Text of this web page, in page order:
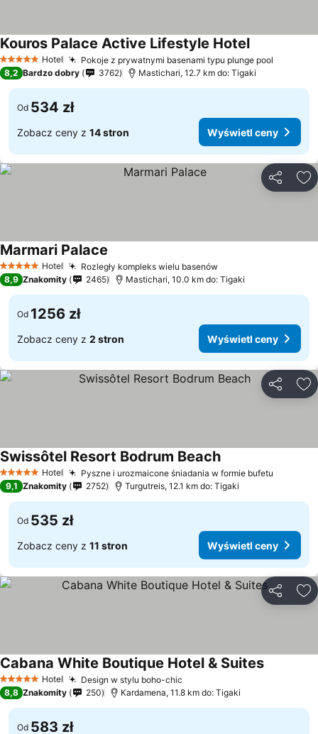
5 KategoriaHotel Pokoje z prywatnymi basenami typu plunge pool
Kouros Palace Active Lifestyle Hotel
8,2 Bardzo dobry 3762 Mastichari, 12.7 km do: Tigaki
Od 534 zł
Zobacz ceny z 14 stron Wyświetl ceny
5 KategoriaHotel Rozległy kompleks wielu basenów
Marmari Palace
8,9 Znakomity 2465 Mastichari, 10.0 km do: Tigaki
Od 1256 zł
Zobacz ceny z 2 stron Wyświetl ceny
5 KategoriaHotel Pyszne i urozmaicone śniadania w formie bufetu
Swissôtel Resort Bodrum Beach
9,1 Znakomity 2752 Turgutreis, 12.1 km do: Tigaki
Od 535 zł
Zobacz ceny z 11 stron Wyświetl ceny
5 KategoriaHotel Design w stylu boho-chic
Cabana White Boutique Hotel & Suites
8,8 Znakomity 250 Kardamena, 11.8 km do: Tigaki
Od 583 zł